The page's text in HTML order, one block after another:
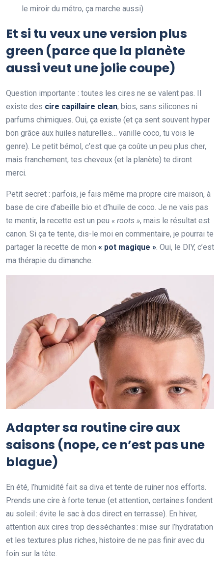
le miroir du métro, ça marche aussi)
Et si tu veux une version plus
green (parce que la planète
aussi veut une jolie coupe)
Question importante : toutes les cires ne se valent pas. Il
existe des cire capillaire clean, bios, sans silicones ni
parfums chimiques. Oui, ça existe (et ça sent souvent hyper
bon grâce aux huiles naturelles… vanille coco, tu vois le
genre). Le petit bémol, c’est que ça coûte un peu plus cher,
mais franchement, tes cheveux (et la planète) te diront
merci.
Petit secret : parfois, je fais même ma propre cire maison, à
base de cire d’abeille bio et d’huile de coco. Je ne vais pas
te mentir, la recette est un peu « roots », mais le résultat est
canon. Si ça te tente, dis-le moi en commentaire, je pourrai te
partager la recette de mon « pot magique ». Oui, le DIY, c’est
ma thérapie du dimanche.
Adapter sa routine cire aux
saisons (nope, ce n’est pas une
blague)
En été, l’humidité fait sa diva et tente de ruiner nos efforts.
Prends une cire à forte tenue (et attention, certaines fondent
au soleil : évite le sac à dos direct en terrasse). En hiver,
attention aux cires trop desséchantes : mise sur l’hydratation
et les textures plus riches, histoire de ne pas finir avec du
foin sur la tête.